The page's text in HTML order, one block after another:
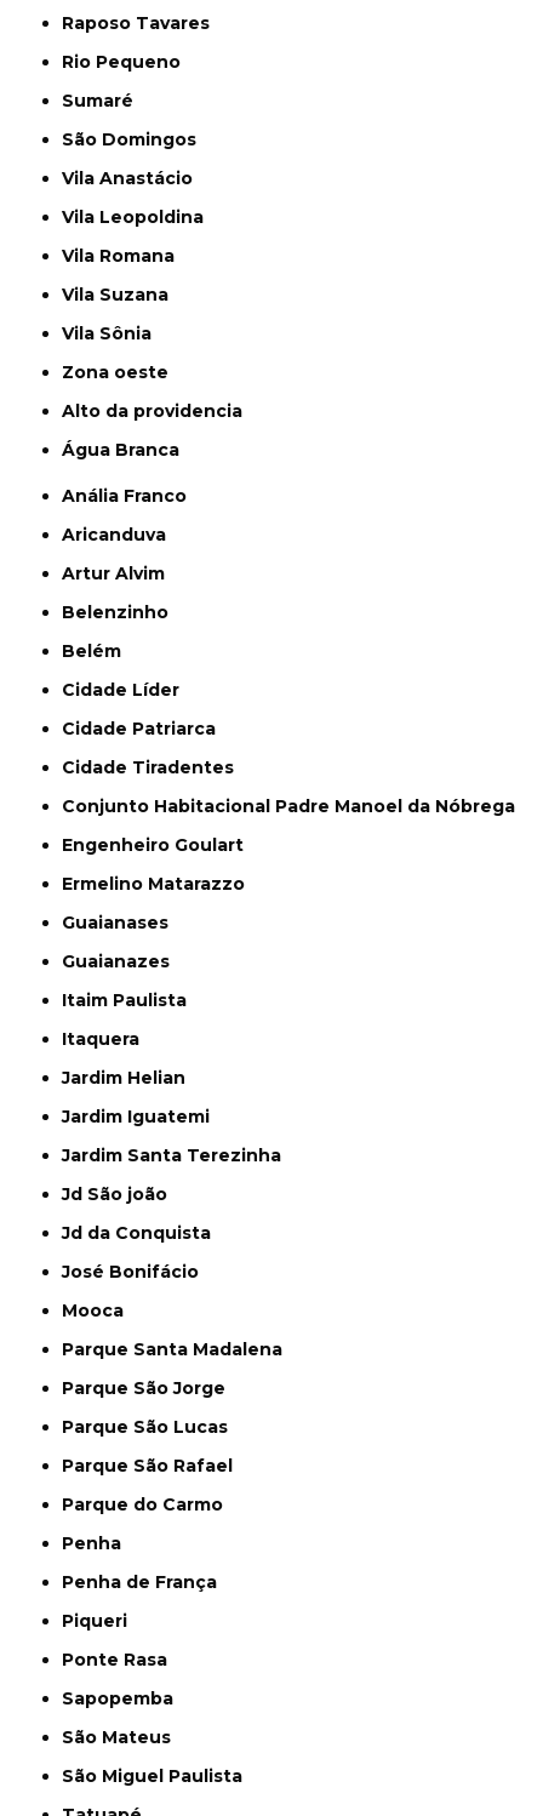
Raposo Tavares
Rio Pequeno
Sumaré
São Domingos
Vila Anastácio
Vila Leopoldina
Vila Romana
Vila Suzana
Vila Sônia
Zona oeste
alto da providencia
Água Branca
Anália Franco
Aricanduva
Artur Alvim
Belenzinho
Belém
Cidade Líder
Cidade Patriarca
Cidade Tiradentes
Conjunto Habitacional Padre Manoel da Nóbrega
Engenheiro Goulart
Ermelino Matarazzo
Guaianases
Guaianazes
Itaim Paulista
Itaquera
Jardim Helian
Jardim Iguatemi
Jardim Santa Terezinha
Jd São joão
Jd da Conquista
José Bonifácio
Mooca
Parque Santa Madalena
Parque São Jorge
Parque São Lucas
Parque São Rafael
Parque do Carmo
Penha
Penha de França
Piqueri
Ponte Rasa
Sapopemba
São Mateus
São Miguel Paulista